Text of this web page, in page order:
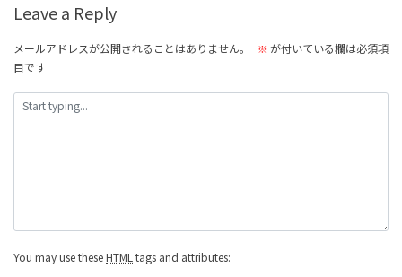
記
事
へ
の
Leave a Reply
メールアドレスが公開されることはありません。 ※ が付いている欄は必須項
目です
You may use theseHTML tags and attributes: